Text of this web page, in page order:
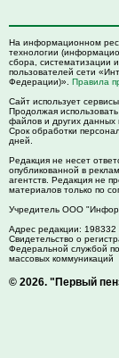
На информационном
технологии
сбора, систематизации
пользователей сети
Федерации)». Правила
Сайт использует
Продолжая
файлов и других данных
Срок обработки
дней.
Редакция не несет
опубликованной в
агентств. Редакция не
материалов только по
Учредитель ООО
Адрес редакции: 198332
Свидетельство о
Федеральной службой
массовых коммуникаций
© 2026. "Первый